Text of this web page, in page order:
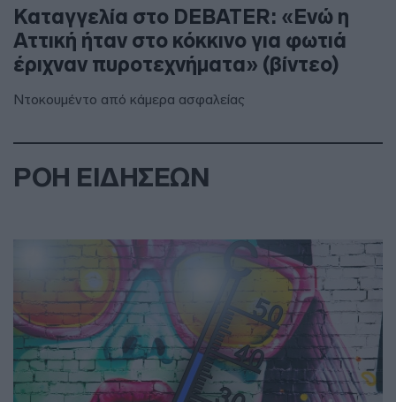
Καταγγελία στο DEBATER: «Ενώ η
Αττική ήταν στο κόκκινο για φωτιά
έριχναν πυροτεχνήματα» (βίντεο)
Ντοκουμέντο από κάμερα ασφαλείας
ΡΟΗ ΕΙΔΗΣΕΩΝ